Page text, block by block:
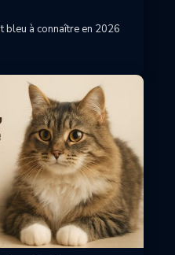
bleu à connaître en 2026